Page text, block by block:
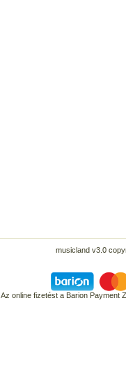
musicland v3.0
Az online fizetést a Barion Payment